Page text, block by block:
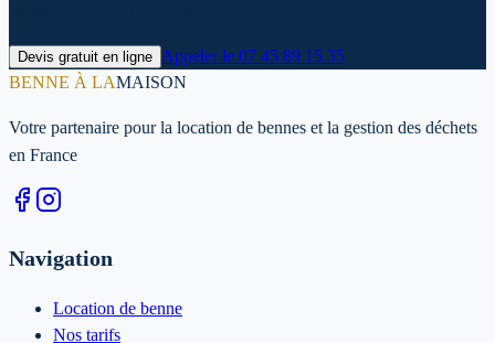
Devis gratuit en ligne Appeler le 07 45 89 15 35
BENNE À LAMAISON
Votre partenaire pour la location de bennes et la gestion des déchets
en France
Navigation
Location de benne
Nos tarifs